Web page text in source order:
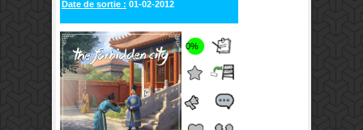
Date de sortie : 01-02-2012
0%